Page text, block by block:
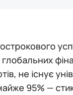
не існує
95% —